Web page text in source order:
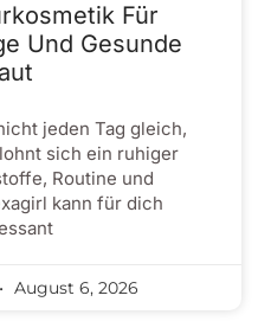
Für
Und Gesunde
jeden Tag gleich,
sich ein ruhiger
Routine und
kann für dich
August 6, 2026